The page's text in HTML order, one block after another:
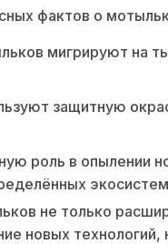
фактов о
мигрируют на
защитную
роль в опылении
не только
новых технологий,